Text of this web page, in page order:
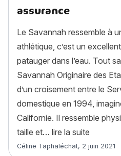
assurance
Le Savannah ressemble à
athlétique, c’est un
patauger dans l’eau. Tout
Savannah Originaire des
d’un croisement entre le
domestique en 1994,
Californie. Il ressemble
taille et… lire la suite
Article rédigé par
Céline Taphaléchat, 2 juin 2021